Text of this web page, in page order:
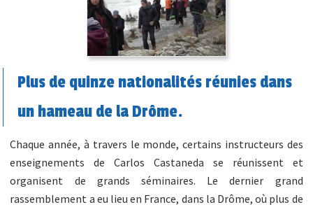
Plus de quinze nationalités réunies dans
un hameau de la Drôme.
Chaque année, à travers le monde, certains instructeurs des
enseignements de Carlos Castaneda se réunissent et
organisent de grands séminaires. Le dernier grand
rassemblement a eu lieu en France, dans la Drôme, où plus de